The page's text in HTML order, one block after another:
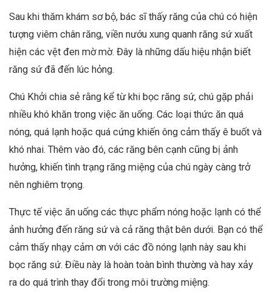
Sau khi thăm khám sơ bộ, bác sĩthấy răng của chú có hiện
tượng viêm chân răng, viền nướu xung quanh răng sứ xuất
hiện các vệt đen mờ mờ. Đây là những dấu hiệu nhận biết
răng sứ đã đến lúc hỏng.
Chú Khởi chia sẻ rằng kể từ khi bọc răng sứ, chú gặp phải
nhiều khó khăn trong việc ăn uống. Các loại thức ăn quá
nóng, quá lạnh hoặc quá cứng khiến ông cảm thấy ê buốt và
khó nhai. Thêm vào đó, các răng bên cạnh cũng bị ảnh
hưởng, khiến tình trạng răng miệng của chú ngày càng trở
nên nghiêm trọng.
Thực tế việc ăn uống các thực phẩm nóng hoặc lạnh có thể
ảnh hưởng đến răng sứ và cả răng thật bên dưới. Bạn có thể
cảm thấy nhạy cảm ơn với các đồ nóng lạnh này sau khi
bọc răng sứ. Điều này là hoàn toàn bình thường và hay xảy
ra do quá trình thay đổi trong môi trường miệng.